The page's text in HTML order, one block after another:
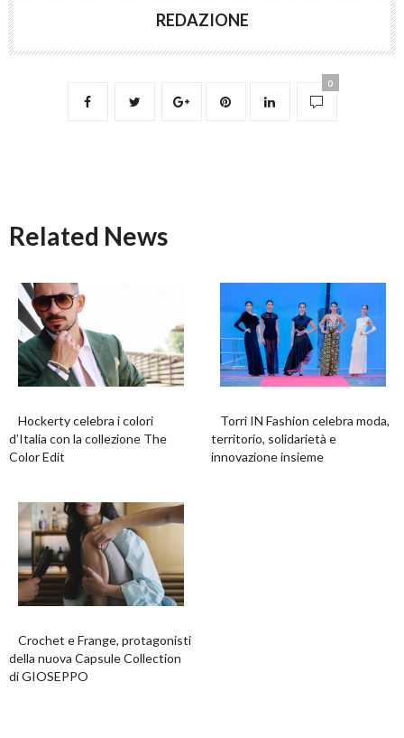
REDAZIONE
0
Related News
Hockerty celebra i colori
d’Italia con la collezione The
Color Edit
Torri IN Fashion celebra moda,
territorio, solidarietà e
innovazione insieme
Crochet e Frange, protagonisti
della nuova Capsule Collection
di GIOSEPPO